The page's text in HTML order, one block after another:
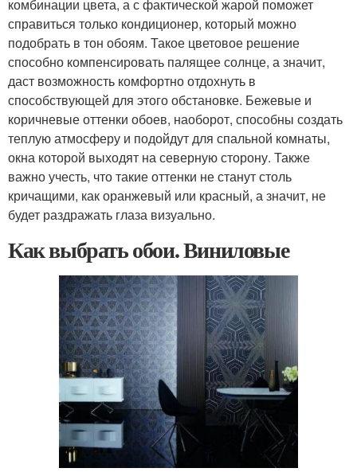
комбинации цвета, а с фактической жарой поможет
справиться только кондиционер, который можно
подобрать в тон обоям. Такое цветовое решение
способно компенсировать палящее солнце, а значит,
даст возможность комфортно отдохнуть в
способствующей для этого обстановке. Бежевые и
коричневые оттенки обоев, наоборот, способны создать
теплую атмосферу и подойдут для спальной комнаты,
окна которой выходят на северную сторону. Также
важно учесть, что такие оттенки не станут столь
кричащими, как оранжевый или красный, а значит, не
будет раздражать глаза визуально.
Как выбрать обои. Виниловые